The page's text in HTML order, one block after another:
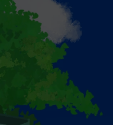
《長途旅客》金石堂（一
《長途旅客》momo（一
《長途旅客》圓神書活網（